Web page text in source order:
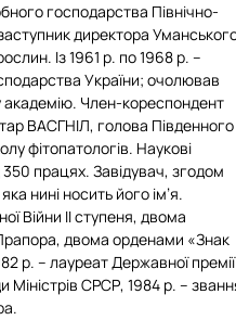
господарства Північно-
директора
Із 1961 р. по 1968 р. –
України; очолював
академію. Член-кореспондент
ВАСГНІЛ, голова Південного
фітопатологів. Наукові
працях. Завідувач, згодом
нині носить його ім’я.
Війни ІІ ступеня, двома
двома орденами «Знак
р. – лауреат Державної премії
Міністрів СРСР, 1984 р. –